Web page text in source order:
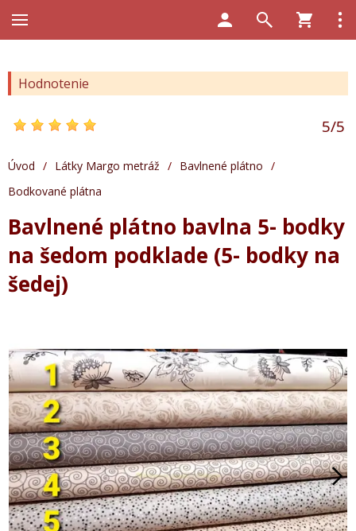
Hodnotenie
5/5
Úvod / Látky Margo metráž / Bavlnené plátno /
Bodkované plátna
Bavlnené plátno bavlna 5- bodky
na šedom podklade (5- bodky na
šedej)